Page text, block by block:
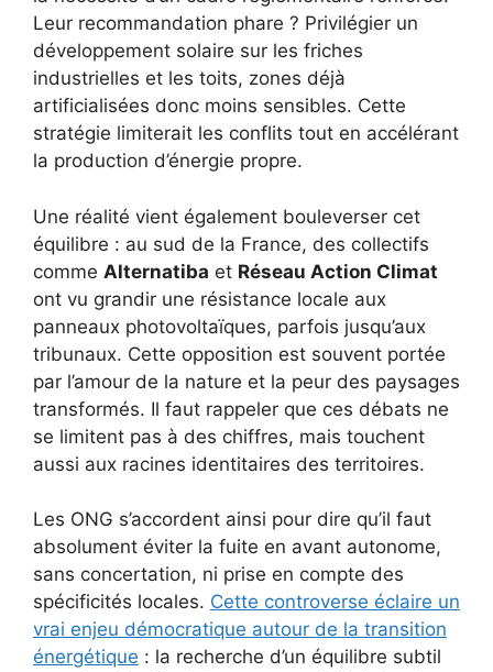
Leur recommandation phare ? Privilégier un
développement solaire sur les friches
industrielles et les toits, zones déjà
artificialisées donc moins sensibles. Cette
stratégie limiterait les conflits tout en accélérant
la production d’énergie propre.
Une réalité vient également bouleverser cet
équilibre : au sud de la France, des collectifs
comme Alternatiba et Réseau Action Climat
ont vu grandir une résistance locale aux
panneaux photovoltaïques, parfois jusqu’aux
tribunaux. Cette opposition est souvent portée
par l’amour de la nature et la peur des paysages
transformés. Il faut rappeler que ces débats ne
se limitent pas à des chiffres, mais touchent
aussi aux racines identitaires des territoires.
Les ONG s’accordent ainsi pour dire qu’il faut
absolument éviter la fuite en avant autonome,
sans concertation, ni prise en compte des
spécificités locales. Cette controverse éclaire un
vrai enjeu démocratique autour de la transition
énergétique : la recherche d’un équilibre subtil